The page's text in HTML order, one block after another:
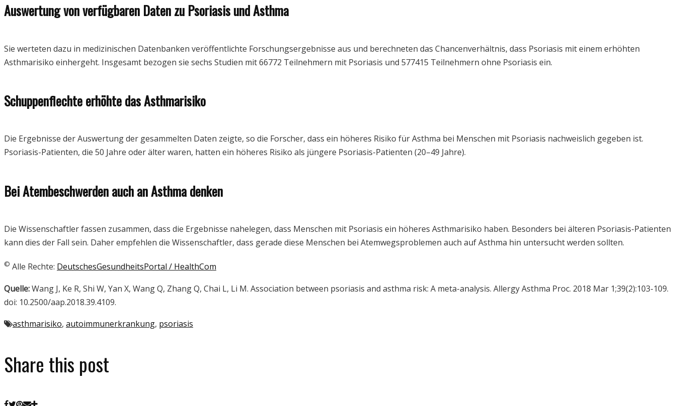
Auswertung von verfügbaren Daten zu Psoriasis und Asthma
Sie werteten dazu in medizinischen Datenbanken veröffentlichte Forschungsergebnisse aus und berechneten das Chancenverhältnis, dass Psoriasis mit einem erhöhten
Asthmarisiko einhergeht. Insgesamt bezogen sie sechs Studien mit 66772 Teilnehmern mit Psoriasis und 577415 Teilnehmern ohne Psoriasis ein.
Schuppenflechte erhöhte das Asthmarisiko
Die Ergebnisse der Auswertung der gesammelten Daten zeigte, so die Forscher, dass ein höheres Risiko für Asthma bei Menschen mit Psoriasis nachweislich gegeben ist.
Psoriasis-Patienten, die 50 Jahre oder älter waren, hatten ein höheres Risiko als jüngere Psoriasis-Patienten (20–49 Jahre).
Bei Atembeschwerden auch an Asthma denken
Die Wissenschaftler fassen zusammen, dass die Ergebnisse nahelegen, dass Menschen mit Psoriasis ein höheres Asthmarisiko haben. Besonders bei älteren Psoriasis-Patienten
kann dies der Fall sein. Daher empfehlen die Wissenschaftler, dass gerade diese Menschen bei Atemwegsproblemen auch auf Asthma hin untersucht werden sollten.
© Alle Rechte: DeutschesGesundheitsPortal / HealthCom
Quelle:Wang J, Ke R, Shi W, Yan X, Wang Q, Zhang Q, Chai L, Li M. Association between psoriasis and asthma risk: A meta-analysis. Allergy Asthma Proc. 2018 Mar 1;39(2):103-109.
doi: 10.2500/aap.2018.39.4109.
asthmarisiko, autoimmunerkrankung, psoriasis
Share this post